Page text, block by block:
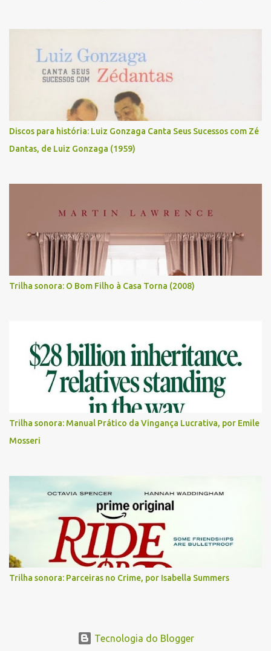
Discos para história: Luiz Gonzaga Canta Seus Sucessos com Zé
Dantas, de Luiz Gonzaga (1959)
Trilha sonora: O Bom Filho à Casa Torna (2008)
Trilha sonora: Manual Prático da Vingança Lucrativa, por Emile
Mosseri
Trilha sonora: Parceiras no Crime, por Isabella Summers
Tecnologia do Blogger